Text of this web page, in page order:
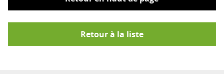
Retour à la liste